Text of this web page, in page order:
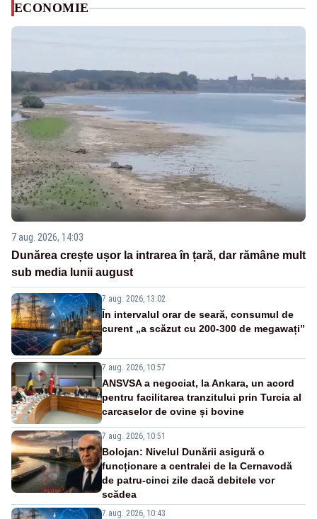
ECONOMIE
7 aug. 2026, 14:03
Dunărea crește ușor la intrarea în țară, dar rămâne mult
sub media lunii august
7 aug. 2026, 13:02
În intervalul orar de seară, consumul de
curent „a scăzut cu 200-300 de megawați”
7 aug. 2026, 10:57
ANSVSA a negociat, la Ankara, un acord
pentru facilitarea tranzitului prin Turcia al
carcaselor de ovine și bovine
7 aug. 2026, 10:51
Bolojan: Nivelul Dunării asigură o
funcționare a centralei de la Cernavodă
de patru-cinci zile dacă debitele vor
scădea
7 aug. 2026, 10:43